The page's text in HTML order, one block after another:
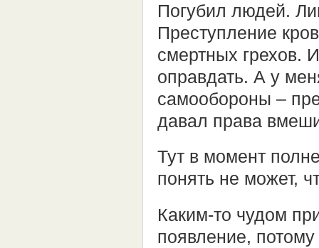
Погубил людей.
Преступление
смертных грехов.
оправдать. А у
самообороны –
давал права
Тут в момент
понять не может,
Каким-то чудом
появление,